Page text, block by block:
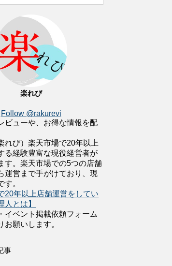
楽れび
Follow @rakurevi
ビューや、お得な情報を配
れび）楽天市場で20年以上
る経験豊富な現役経営者が
す。楽天市場での5つの店舗
運営まで手がけており、現
す。
20年以上店舗運営をしてい
人とは】
イベント掲載依頼フォーム
お願いします。
事